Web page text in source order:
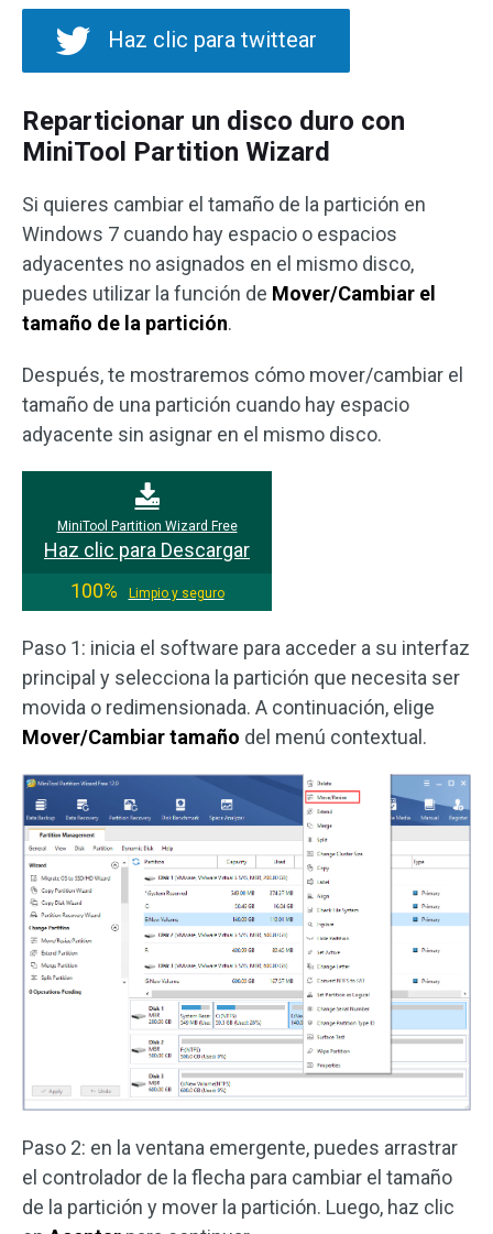
Haz clic para twittear
Reparticionar un disco duro con
MiniTool Partition Wizard
Si quieres cambiar el tamaño de la partición en
Windows 7 cuando hay espacio o espacios
adyacentes no asignados en el mismo disco,
puedes utilizar la función de Mover/Cambiar el
tamaño de la partición.
Después, te mostraremos cómo mover/cambiar el
tamaño de una partición cuando hay espacio
adyacente sin asignar en el mismo disco.
MiniTool Partition Wizard Free
Haz clic para Descargar
100%
Limpio y seguro
Paso 1: inicia el software para acceder a su interfaz
principal y selecciona la partición que necesita ser
movida o redimensionada. A continuación, elige
Mover/Cambiar tamaño del menú contextual.
Paso 2: en la ventana emergente, puedes arrastrar
el controlador de la flecha para cambiar el tamaño
de la partición y mover la partición. Luego, haz clic